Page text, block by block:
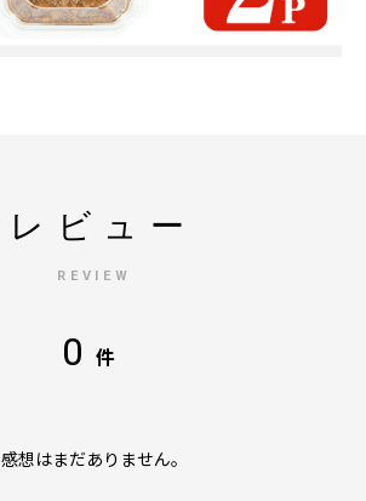
レビュー
REVIEW
0 件
感想はまだありません。